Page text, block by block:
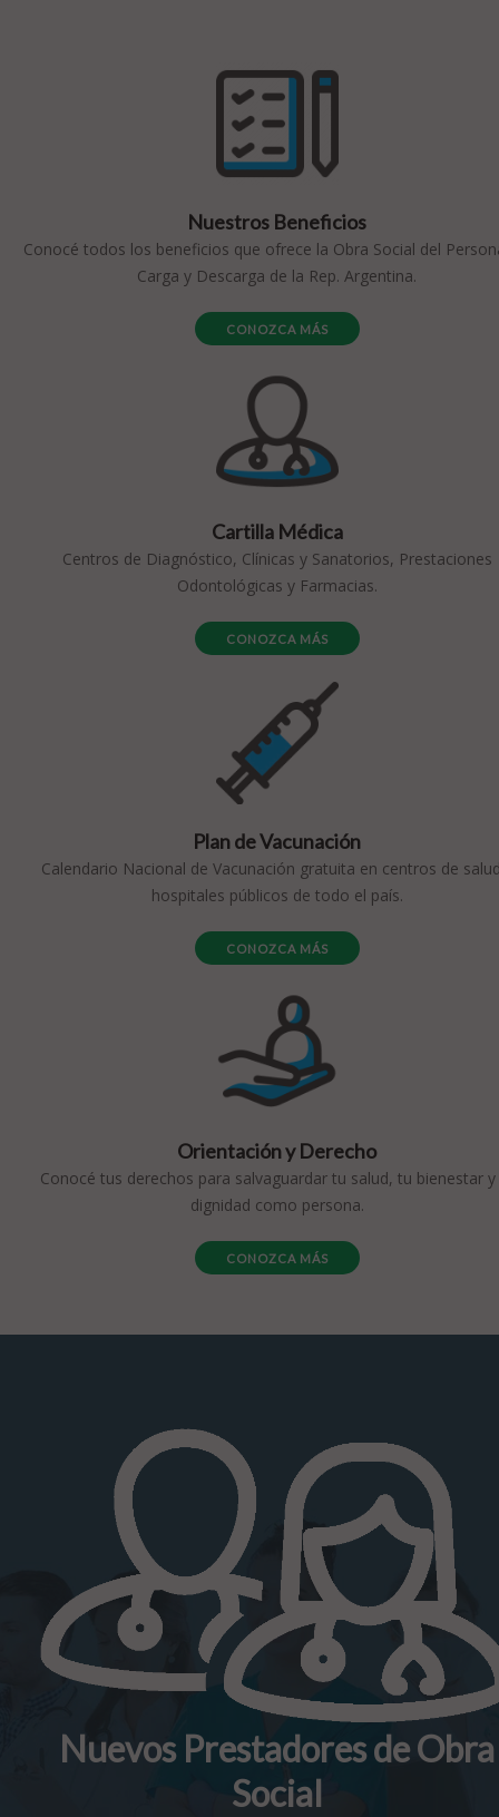
Nuestros Beneficios
Conocé todos los beneficios que ofrece la Obra Social del
Carga y Descarga de la Rep. Argentina.
CONOZCA MÁS
Cartilla Médica
Centros de Diagnóstico, Clínicas y Sanatorios, Prestaciones
Odontológicas y Farmacias.
CONOZCA MÁS
Plan de Vacunación
Calendario Nacional de Vacunación gratuita en centros de
hospitales públicos de todo el país.
CONOZCA MÁS
Orientación y Derecho
Conocé tus derechos para salvaguardar tu salud, tu bienestar
dignidad como persona.
CONOZCA MÁS
Nuevos Prestadores de Obra
Social